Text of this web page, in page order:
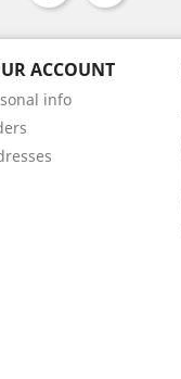
ACCOUNT
info